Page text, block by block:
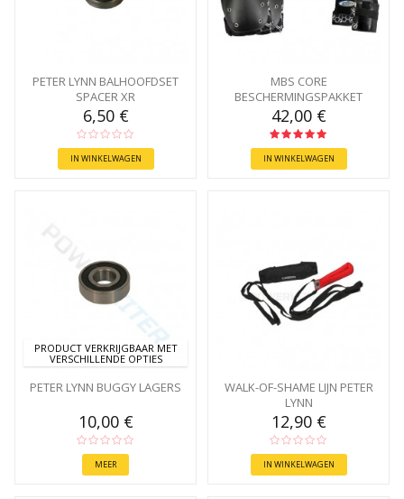
PETER LYNN BALHOOFDSET
SPACER XR
6,50 €
IN WINKELWAGEN
MBS CORE
BESCHERMINGSPAKKET
42,00 €
IN WINKELWAGEN
PRODUCT VERKRIJGBAAR MET
VERSCHILLENDE OPTIES
PETER LYNN BUGGY LAGERS
10,00 €
MEER
WALK-OF-SHAME LIJN PETER
LYNN
12,90 €
IN WINKELWAGEN